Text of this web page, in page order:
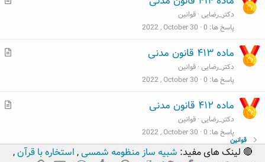
دکتر_رضایی قوانین
پاسخ ها 0
2022 , October 30
م
ماده ۴۱۳ قانون مدنی
دکتر_رضایی قوانین
پاسخ ها 0
2022 , October 30
م
ماده ۴۱۲ قانون مدنی
دکتر_رضایی قوانین
پاسخ ها 0
2022 , October 30
قوانین
🔴 لینک های مفید: شبیه ساز منظومه شمسی, استخاره با قرآن,